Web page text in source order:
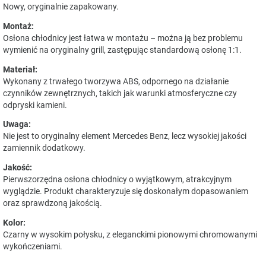
Nowy, oryginalnie zapakowany.
Montaż:
Osłona chłodnicy jest łatwa w montażu – można ją bez problemu
wymienić na oryginalny grill, zastępując standardową osłonę 1:1.
Materiał:
Wykonany z trwałego tworzywa ABS, odpornego na działanie
czynników zewnętrznych, takich jak warunki atmosferyczne czy
odpryski kamieni.
Uwaga:
Nie jest to oryginalny element Mercedes Benz, lecz wysokiej jakości
zamiennik dodatkowy.
Jakość:
Pierwszorzędna osłona chłodnicy o wyjątkowym, atrakcyjnym
wyglądzie. Produkt charakteryzuje się doskonałym dopasowaniem
oraz sprawdzoną jakością.
Kolor:
Czarny w wysokim połysku, z eleganckimi pionowymi chromowanymi
wykończeniami.